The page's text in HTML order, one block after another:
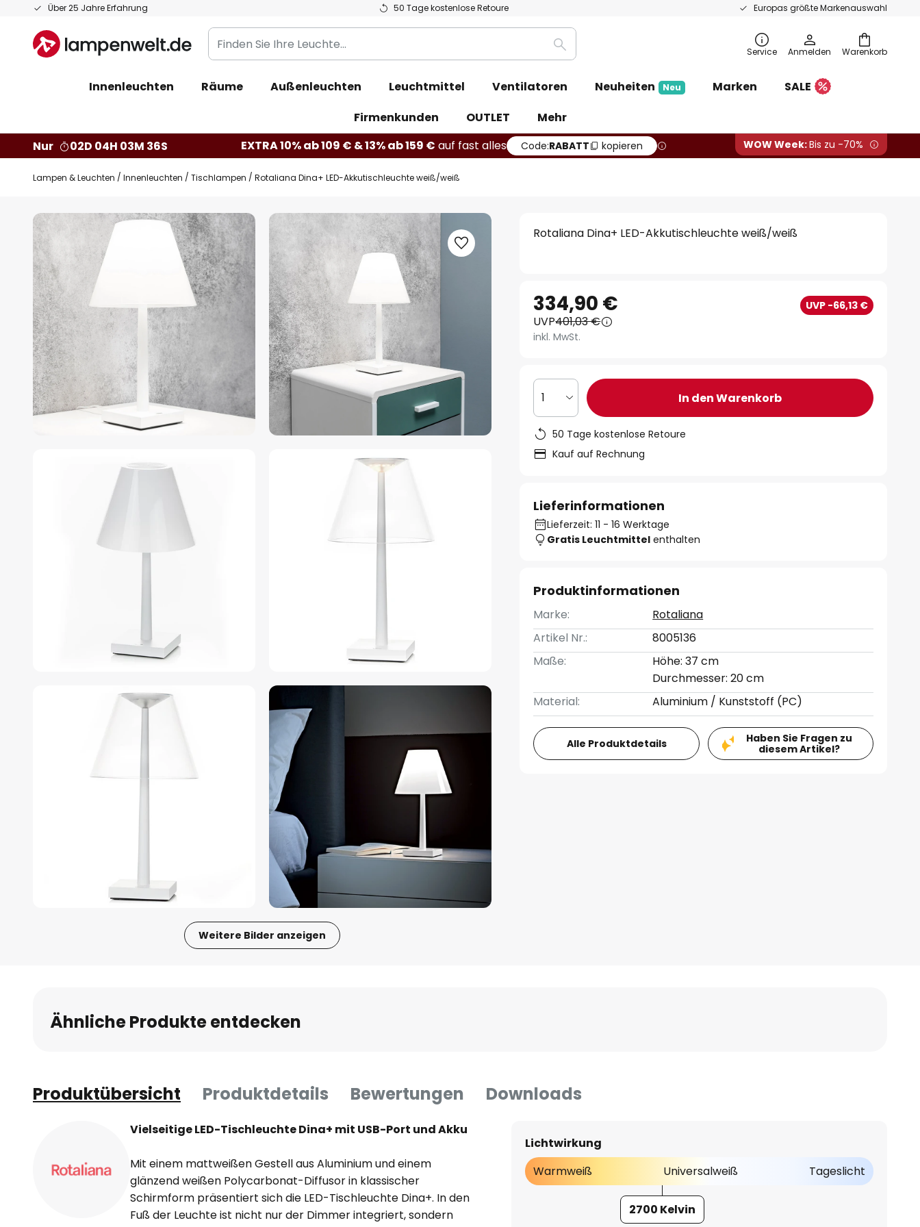
Über 25 Jahre Erfahrung 50 Tage kostenlose Retoure Europas größte Markenauswahl
Zum
springen
Warenkorb
Finden
Sie
Leuchte...
Suche Service Anmelden
Innenleuchten Räume Außenleuchten Leuchtmittel Ventilatoren Neuheiten Neu Marken
SALE
Firmenkunden
OUTLET
Mehr
Nur
02D 04H 03M 35S EXTRA 10% ab 109 € & 13% ab 159 € auf fast alles Code:RABATT kopieren WOW Week:Bis zu -70%
Lampen & Leuchten Innenleuchten Tischlampen Rotaliana Dina+ LED-Akkutischleuchte weiß/weiß
Zum
Ende
der
Bildgalerie
springen
Weitere Bilder anzeigen
Bildgalerie
springen
Rotaliana Dina+ LED-Akkutischleuchte weiß/weiß
334,90 € UVP -66,13 €
UVP401,03 €
inkl. MwSt.
1 In den Warenkorb
50 Tage kostenlose Retoure
Kauf auf Rechnung
Lieferinformationen
Lieferzeit: 11 - 16 Werktage
Gratis Leuchtmittel enthalten
Produktinformationen
Marke:
Rotaliana
Artikel Nr.:
8005136
Maße:
Höhe: 37 cm
Durchmesser: 20 cm
Material:
Aluminium / Kunststoff (PC)
Alle Produktdetails
Haben Sie Fragen zu
diesem Artikel?
Ähnliche Produkte entdecken
Produktübersicht Produktdetails Bewertungen Downloads
Vielseitige LED-Tischleuchte Dina+ mit USB-Port und Akku
Mit einem mattweißen Gestell aus Aluminium und einem
glänzend weißen Polycarbonat-Diffusor in klassischer
Schirmform präsentiert sich die LED-Tischleuchte Dina+. In den
Fuß der Leuchte ist nicht nur der Dimmer integriert, sondern
Lichtwirkung
Warmweiß
Universalweiß Tageslicht
2700 Kelvin